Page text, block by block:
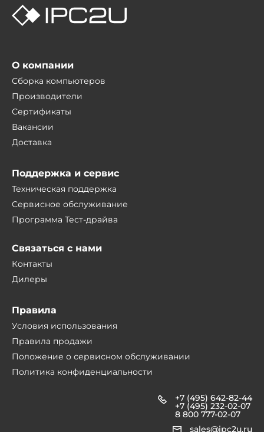
+7 (495) 642-82-44
+7 (495) 232-02-07
8 800 777-02-07
sales@ipc2u.ru
О компании
Сборка компьютеров
Производители
Сертификаты
Вакансии
Доставка
Поддержка и сервис
Техническая поддержка
Сервисное обслуживание
Программа Тест-драйва
Связаться с нами
Контакты
Дилеры
Правила
Условия использования
Правила продажи
Положение о сервисном обслуживании
Политика конфиденциальности